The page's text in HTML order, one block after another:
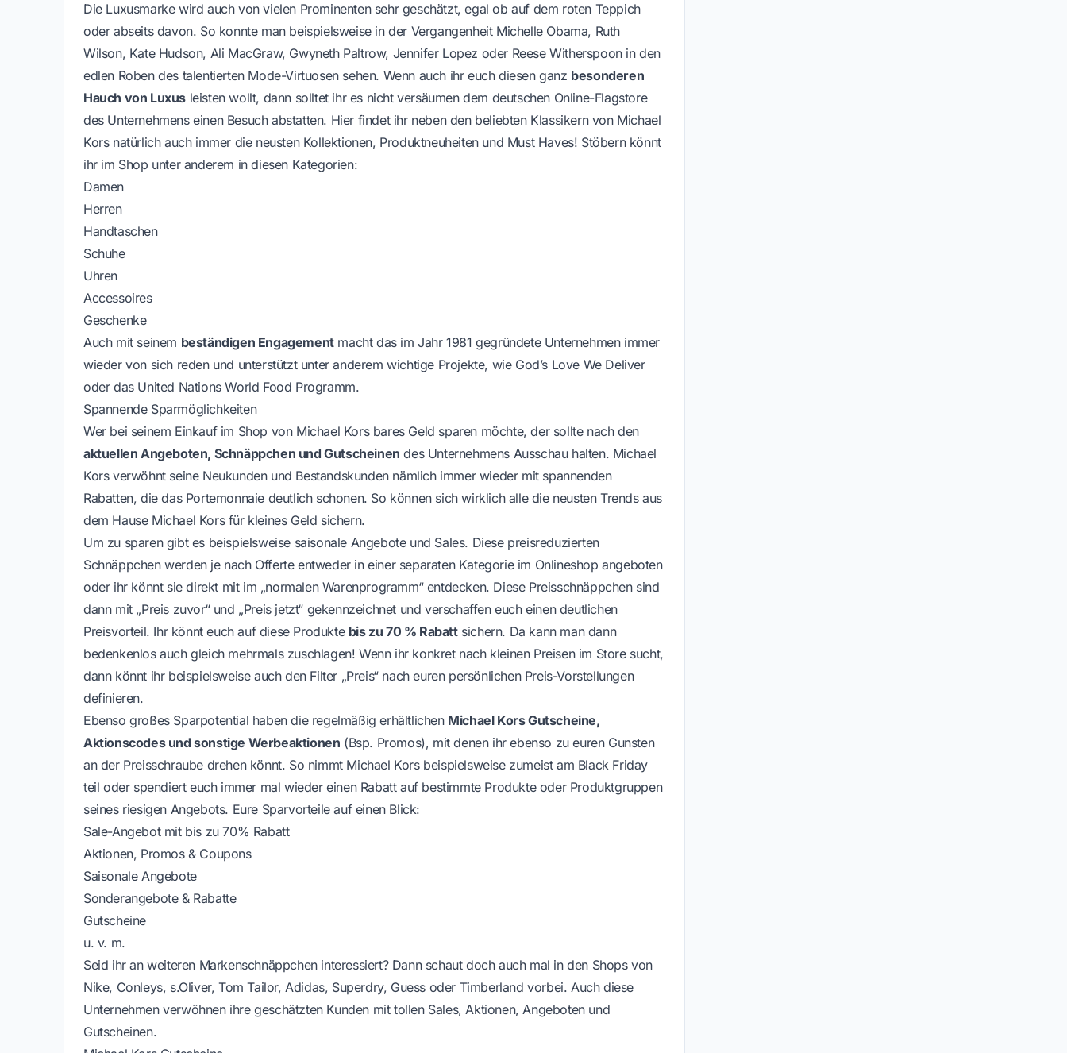
Die Luxusmarke wird auch von vielen Prominenten sehr geschätzt, egal ob auf dem roten Teppich
oder abseits davon. So konnte man beispielsweise in der Vergangenheit Michelle Obama, Ruth
Wilson, Kate Hudson, Ali MacGraw, Gwyneth Paltrow, Jennifer Lopez oder Reese Witherspoon in den
edlen Roben des talentierten Mode-Virtuosen sehen. Wenn auch ihr euch diesen ganz besonderen
Hauch von Luxus leisten wollt, dann solltet ihr es nicht versäumen dem deutschen Online-Flagstore
des Unternehmens einen Besuch abstatten. Hier findet ihr neben den beliebten Klassikern von Michael
Kors natürlich auch immer die neusten Kollektionen, Produktneuheiten und Must Haves! Stöbern könnt
ihr im Shop unter anderem in diesen Kategorien:
Damen
Herren
Handtaschen
Schuhe
Uhren
Accessoires
Geschenke
Auch mit seinem beständigen Engagementmacht das im Jahr 1981 gegründete Unternehmen immer
wieder von sich reden und unterstützt unter anderem wichtige Projekte, wie God’s Love We Deliver
oder das United Nations World Food Programm.
Spannende Sparmöglichkeiten
Wer bei seinem Einkauf im Shop von Michael Kors bares Geld sparen möchte, der sollte nach den
aktuellen Angeboten, Schnäppchen und Gutscheinen des Unternehmens Ausschau halten. Michael
Kors verwöhnt seine Neukunden und Bestandskunden nämlich immer wieder mit spannenden
Rabatten, die das Portemonnaie deutlich schonen. So können sich wirklich alle die neusten Trends aus
dem Hause Michael Kors für kleines Geld sichern.
Um zu sparen gibt es beispielsweise saisonale Angebote und Sales. Diese preisreduzierten
Schnäppchen werden je nach Offerte entweder in einer separaten Kategorie im Onlineshop angeboten
oder ihr könnt sie direkt mit im „normalen Warenprogramm“ entdecken. Diese Preisschnäppchen sind
dann mit „Preis zuvor“ und „Preis jetzt“ gekennzeichnet und verschaffen euch einen deutlichen
Preisvorteil. Ihr könnt euch auf diese Produkte bis zu 70 % Rabattsichern. Da kann man dann
bedenkenlos auch gleich mehrmals zuschlagen! Wenn ihr konkret nach kleinen Preisen im Store sucht,
dann könnt ihr beispielsweise auch den Filter „Preis“ nach euren persönlichen Preis-Vorstellungen
definieren.
Ebenso großes Sparpotential haben die regelmäßig erhältlichen Michael Kors Gutscheine,
Aktionscodes und sonstige Werbeaktionen (Bsp. Promos), mit denen ihr ebenso zu euren Gunsten
an der Preisschraube drehen könnt. So nimmt Michael Kors beispielsweise zumeist am Black Friday
teil oder spendiert euch immer mal wieder einen Rabatt auf bestimmte Produkte oder Produktgruppen
seines riesigen Angebots. Eure Sparvorteile auf einen Blick:
Sale-Angebot mit bis zu 70% Rabatt
Aktionen, Promos & Coupons
Saisonale Angebote
Sonderangebote & Rabatte
Gutscheine
u. v. m.
Seid ihr an weiteren Markenschnäppchen interessiert? Dann schaut doch auch mal in den Shops von
Nike, Conleys, s.Oliver, Tom Tailor, Adidas, Superdry, Guess oder Timberland vorbei. Auch diese
Unternehmen verwöhnen ihre geschätzten Kunden mit tollen Sales, Aktionen, Angeboten und
Gutscheinen.